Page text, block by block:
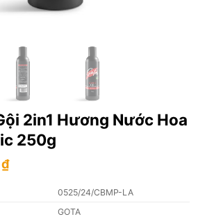
2in1 Hương Nước Hoa
250g
₫
0525/24/CBMP-LA
GOTA